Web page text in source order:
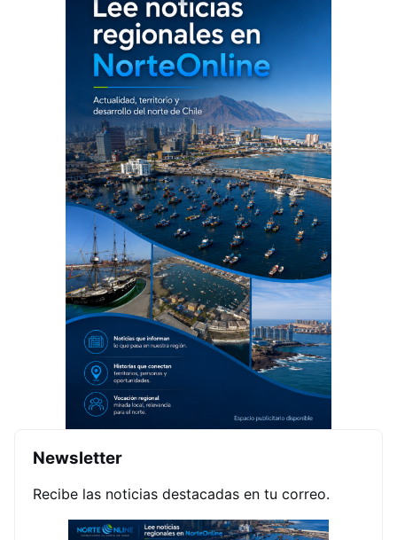
Newsletter
Recibe las noticias destacadas en tu correo.